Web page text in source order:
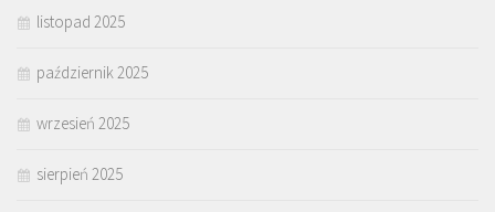
listopad 2025
październik 2025
wrzesień 2025
sierpień 2025